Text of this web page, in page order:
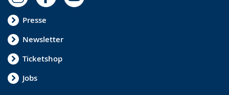
Presse
Newsletter
Ticketshop
Jobs